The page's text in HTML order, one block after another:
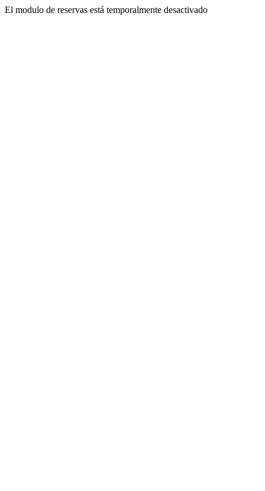
El modulo de reservas está temporalmente desactivado